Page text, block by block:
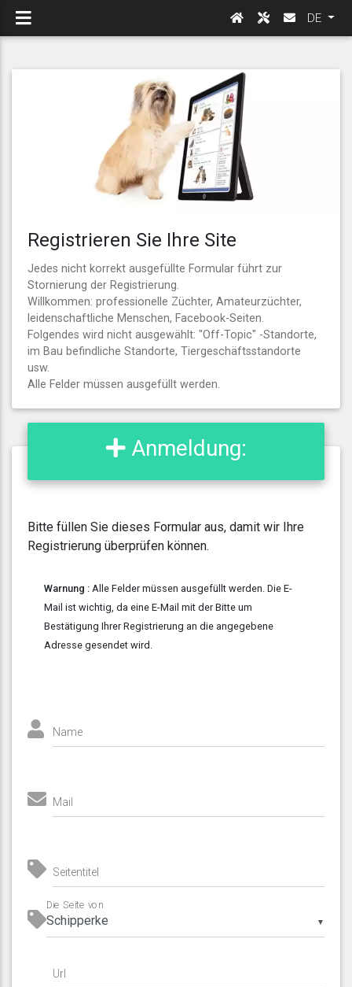
DE
Registrieren Sie Ihre Site
Jedes nicht korrekt ausgefüllte Formular führt zur
Stornierung der Registrierung.
Willkommen: professionelle Züchter, Amateurzüchter,
leidenschaftliche Menschen, Facebook-Seiten.
Folgendes wird nicht ausgewählt: "Off-Topic" -Standorte,
im Bau befindliche Standorte, Tiergeschäftsstandorte
usw.
Alle Felder müssen ausgefüllt werden.
Anmeldung:
Bitte füllen Sie dieses Formular aus, damit wir Ihre
Registrierung überprüfen können.
Warnung : Alle Felder müssen ausgefüllt werden. Die E-
Mail ist wichtig, da eine E-Mail mit der Bitte um
Bestätigung Ihrer Registrierung an die angegebene
Adresse gesendet wird.
Name
Mail
Seitentitel
▼
Die Seite von
Url